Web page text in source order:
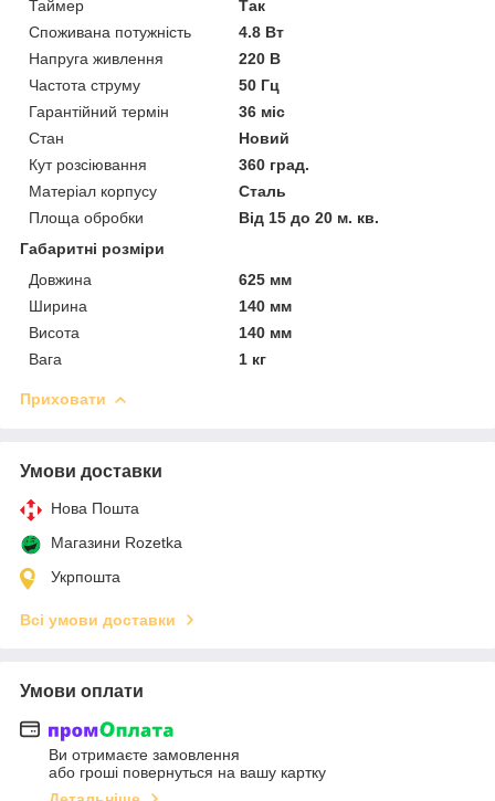
Таймер
Так
Споживана потужність
4.8 Вт
Напруга живлення
220 В
Частота струму
50 Гц
Гарантійний термін
36 міс
Стан
Новий
Кут розсіювання
360 град.
Матеріал корпусу
Сталь
Площа обробки
Від 15 до 20 м. кв.
Габаритні розміри
Довжина
625 мм
Ширина
140 мм
Висота
140 мм
Вага
1 кг
Приховати
Умови доставки
Нова Пошта
Магазини Rozetka
Укрпошта
Всі умови доставки
Умови оплати
Ви отримаєте замовлення
або гроші повернуться на вашу картку